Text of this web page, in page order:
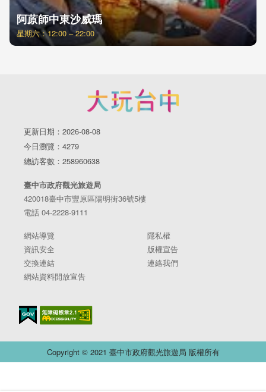
阿蒝師中東沙威瑪
星期六：12:00 – 22:00
更新日期：2026-08-08
今日瀏覽：4279
總訪客數：258960638
臺中市政府觀光旅遊局
420018臺中市豐原區陽明街36號5樓
電話 04-2228-9111
網站導覽
隱私權
資訊安全
版權宣告
交換連結
連絡我們
網站資料開放宣告
Copyright © 2021 臺中市政府觀光旅遊局 版權所有